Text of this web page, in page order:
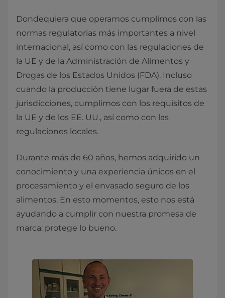
Dondequiera que operamos cumplimos con las
normas regulatorias más importantes a nivel
internacional, así como con las regulaciones de
la UE y de la Administración de Alimentos y
Drogas de los Estados Unidos (FDA). Incluso
cuando la producción tiene lugar fuera de estas
jurisdicciones, cumplimos con los requisitos de
la UE y de los EE. UU., así como con las
regulaciones locales.
Durante más de 60 años, hemos adquirido un
conocimiento y una experiencia únicos en el
procesamiento y el envasado seguro de los
alimentos. En esto momentos, esto nos está
ayudando a cumplir con nuestra promesa de
marca: protege lo bueno.